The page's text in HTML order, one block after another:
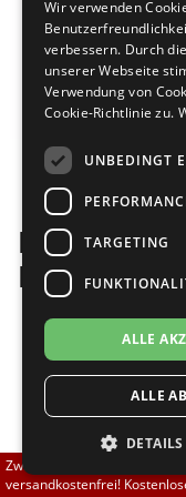
Brautschuhe
Sneaker
Übergrößen 43-44
Flexerinas
Merlet
Nueva Epoca
RayRose
Rummos
Rumpf
TopTanz
Bilder
Diamant
Konverter
Zwischen 70,00 EUR und
versandkostenfrei!
Wir verwenden
verbessern. Durch
unserer Webseite
Verwendung von
Cookie-Richtlinie zu.
UNBEDINGT
TARGETING
ALLE
ALLE